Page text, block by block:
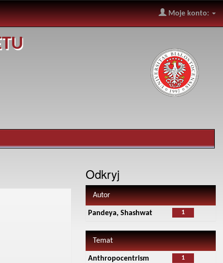
Moje konto:
Odkryj
Autor
1
Pandeya, Shashwat
Temat
1
Anthropocentrism